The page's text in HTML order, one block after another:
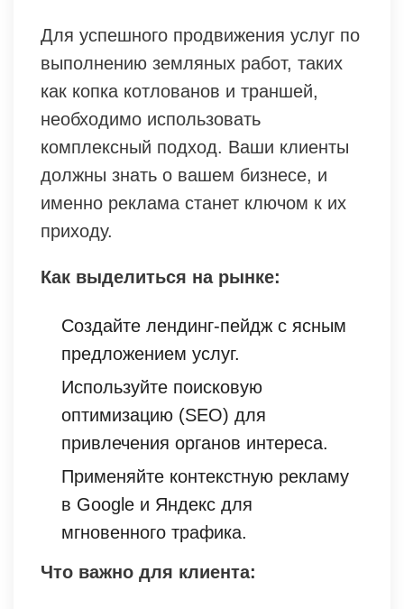
Для успешного продвижения услуг по
выполнению земляных работ, таких
как копка котлованов и траншей,
необходимо использовать
комплексный подход. Ваши клиенты
должны знать о вашем бизнесе, и
именно реклама станет ключом к их
приходу.
Как выделиться на рынке:
Создайте лендинг-пейдж с ясным
предложением услуг.
Используйте поисковую
оптимизацию (SEO) для
привлечения органов интереса.
Применяйте контекстную рекламу
в Google и Яндекс для
мгновенного трафика.
Что важно для клиента: